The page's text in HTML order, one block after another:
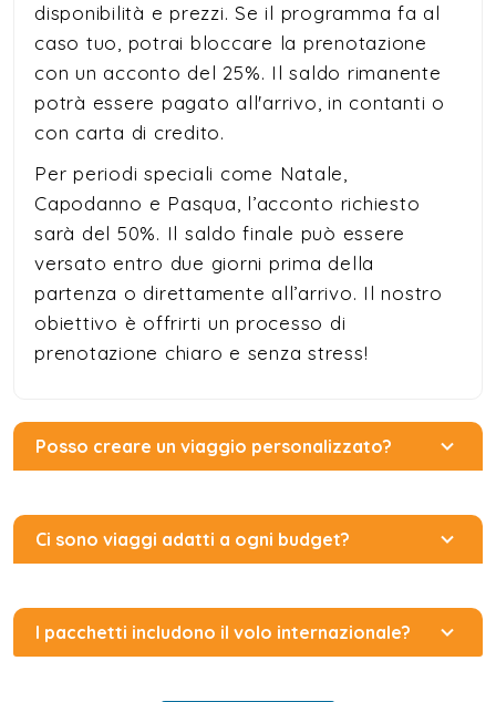
disponibilità e prezzi. Se il programma fa al
caso tuo, potrai bloccare la prenotazione
con un acconto del 25%. Il saldo rimanente
potrà essere pagato all'arrivo, in contanti o
con carta di credito.
Per periodi speciali come Natale,
Capodanno e Pasqua, l’acconto richiesto
sarà del 50%. Il saldo finale può essere
versato entro due giorni prima della
partenza o direttamente all’arrivo. Il nostro
obiettivo è offrirti un processo di
prenotazione chiaro e senza stress!
Posso creare un viaggio personalizzato?
Ci sono viaggi adatti a ogni budget?
I pacchetti includono il volo internazionale?